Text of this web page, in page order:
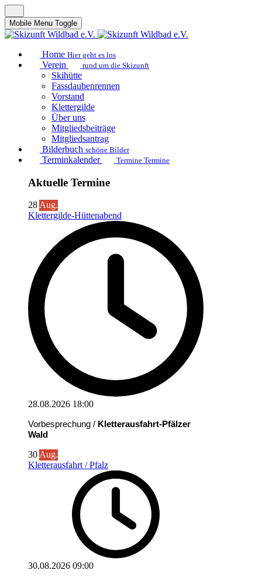
Mobile Menu Toggle
Home Hier geht es los
Verein rund um die Skizunft
Skihütte
Fassdaubenrennen
Vorstand
Klettergilde
Über uns
Mitgliedsbeiträge
Mitgliedsantrag
Bilderbuch schöne Bilder
Terminkalender Termine Termine
Aktuelle Termine
28Aug.
Klettergilde-Hüttenabend
28.08.2026 18:00
Vorbesprechung / Kletterausfahrt-Pfälzer
Wald
30Aug.
Kletterausfahrt / Pfalz
30.08.2026 09:00